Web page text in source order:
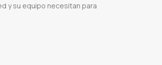
y su equipo necesitan para